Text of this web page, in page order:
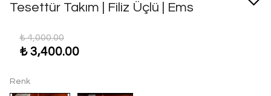
Tesettür Takım | Filiz Üçlü | Ems
₺ 4,000.00
₺ 3,400.00
Renk